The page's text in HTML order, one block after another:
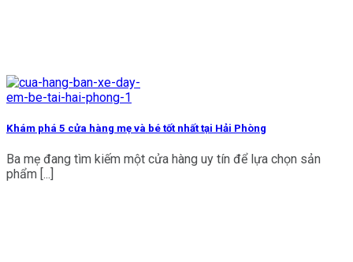
Khám phá 5 cửa hàng mẹ và bé tốt nhất tại Hải Phòng
Ba mẹ đang tìm kiếm một cửa hàng uy tín để lựa chọn sản
phẩm [...]